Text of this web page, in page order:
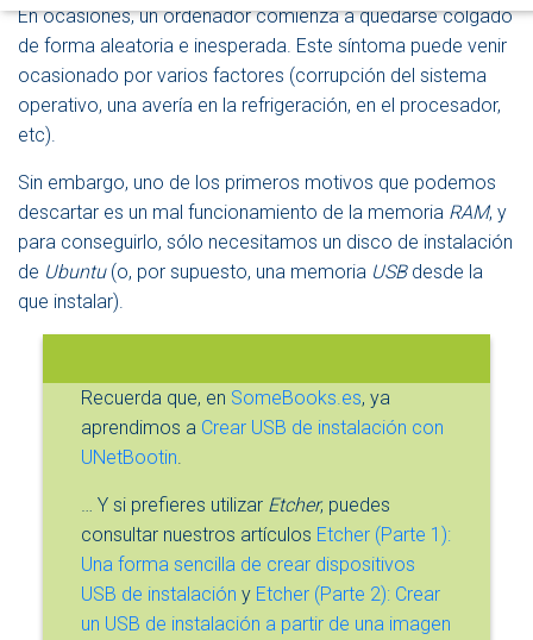
E
N
En ocasiones, un ordenador comienza a quedarse colgado
de forma aleatoria e inesperada. Este síntoma puede venir
ocasionado por varios factores (corrupción del sistema
operativo, una avería en la refrigeración, en el procesador,
etc).
Sin embargo, uno de los primeros motivos que podemos
descartar es un mal funcionamiento de la memoria RAM, y
para conseguirlo, sólo necesitamos un disco de instalación
de Ubuntu(o, por supuesto, una memoria USBdesde la
que instalar).
Recuerda que, en SomeBooks.es, ya
aprendimos a Crear USB de instalación con
UNetBootin
… Y si prefieres utilizar Etcher, puedes
consultar nuestros artículos Etcher (Parte 1):
Una forma sencilla de crear dispositivos
USB de instalación y Etcher (Parte 2): Crear
un USB de instalación a partir de una imagen